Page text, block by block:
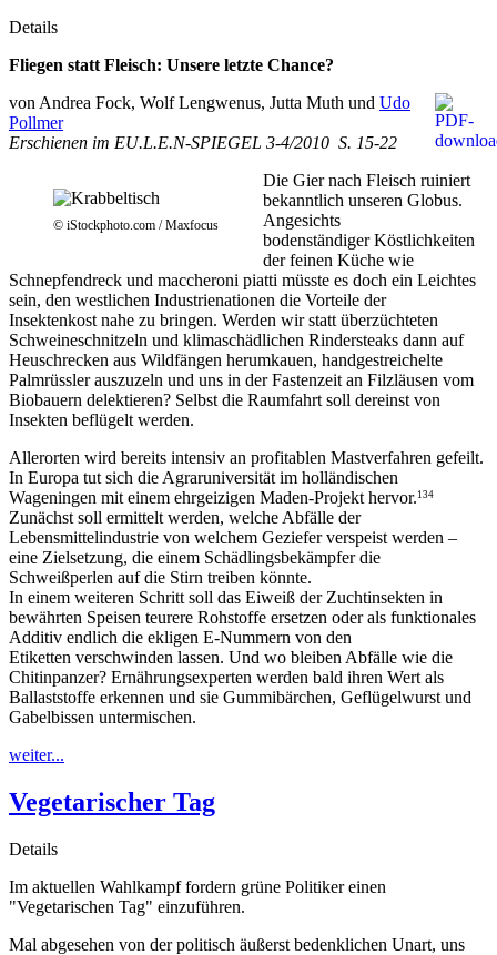
Details
Fliegen statt Fleisch: Unsere letzte Chance?
von Andrea Fock, Wolf Lengwenus, Jutta Muth und Udo
Pollmer
Erschienen im EU.L.E.N-SPIEGEL 3-4/2010 S. 15-22
© iStockphoto.com / Maxfocus
Die Gier nach Fleisch ruiniert
bekanntlich unseren Globus.
Angesichts
bodenständiger Köstlichkeiten
der feinen Küche wie
Schnepfendreck und maccheroni piatti müsste es doch ein Leichtes
sein, den westlichen Industrienationen die Vorteile der
Insektenkost nahe zu bringen. Werden wir statt überzüchteten
Schweineschnitzeln und klimaschädlichen Rindersteaks dann auf
Heuschrecken aus Wildfängen herumkauen, handgestreichelte
Palmrüssler auszuzeln und uns in der Fastenzeit an Filzläusen vom
Biobauern delektieren? Selbst die Raumfahrt soll dereinst von
Insekten beflügelt werden.
Allerorten wird bereits intensiv an profitablen Mastverfahren gefeilt.
In Europa tut sich die Agraruniversität im holländischen
Wageningen mit einem ehrgeizigen Maden-Projekt hervor. 134
Zunächst soll ermittelt werden, welche Abfälle der
Lebensmittelindustrie von welchem Geziefer verspeist werden –
eine Zielsetzung, die einem Schädlingsbekämpfer die
Schweißperlen auf die Stirn treiben könnte.
In einem weiteren Schritt soll das Eiweiß der Zuchtinsekten in
bewährten Speisen teurere Rohstoffe ersetzen oder als funktionales
Additiv endlich die ekligen E-Nummern von den
Etiketten verschwinden lassen. Und wo bleiben Abfälle wie die
Chitinpanzer? Ernährungsexperten werden bald ihren Wert als
Ballaststoffe erkennen und sie Gummibärchen, Geflügelwurst und
Gabelbissen untermischen.
weiter...
Vegetarischer Tag
Details
Im aktuellen Wahlkampf fordern grüne Politiker einen
"Vegetarischen Tag" einzuführen.
Mal abgesehen von der politisch äußerst bedenklichen Unart, uns